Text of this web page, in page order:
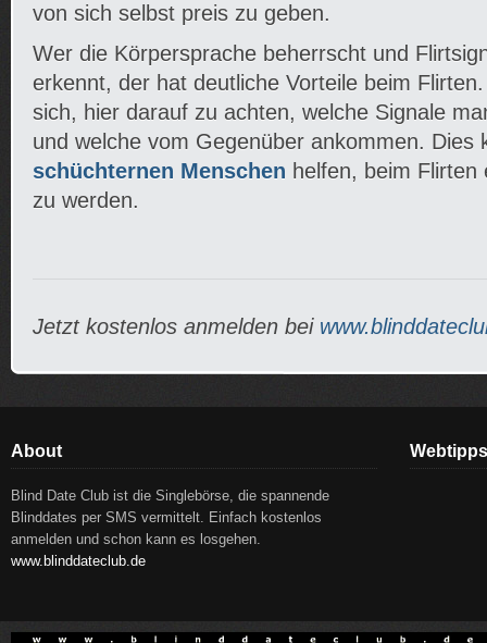
von sich selbst preis zu geben.
Wer die Körpersprache beherrscht und
erkennt, der hat deutliche Vorteile beim
sich, hier darauf zu achten, welche Signale
und welche vom Gegenüber ankommen. Dies
schüchternen Menschen helfen, beim
zu werden.
Jetzt kostenlos anmelden bei
About
Blind Date Club ist die Singlebörse, die spannende
Blinddates per SMS vermittelt. Einfach kostenlos
anmelden und schon kann es losgehen.
www.blinddateclub.de
Webtipps